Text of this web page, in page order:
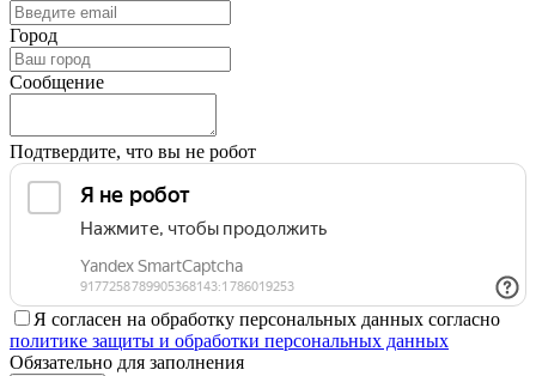
Город
Сообщение
Подтвердите, что вы не робот
Я согласен на обработку персональных данных согласно
политике защиты и обработки персональных данных
Обязательно для заполнения